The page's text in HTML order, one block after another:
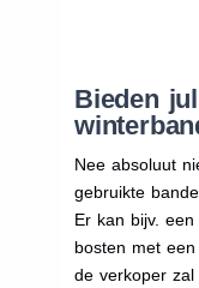
Bieden
Nee absoluut
gebruikte
Er kan bijv.
bosten met
de verkoper